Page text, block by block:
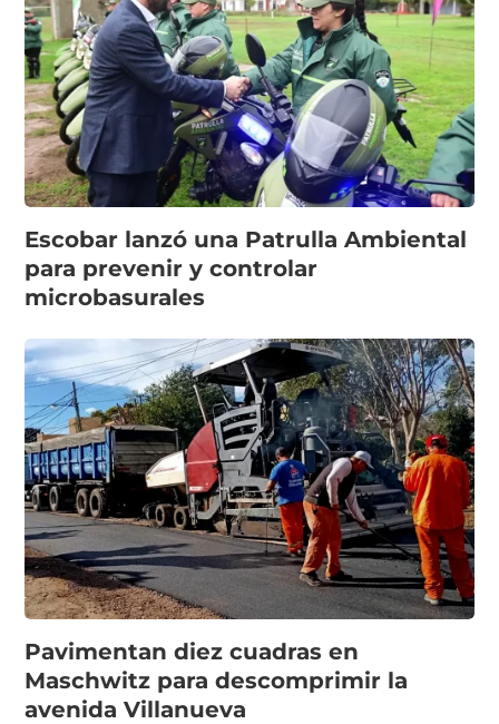
Escobar lanzó una Patrulla Ambiental
para prevenir y controlar
microbasurales
Pavimentan diez cuadras en
Maschwitz para descomprimir la
avenida Villanueva